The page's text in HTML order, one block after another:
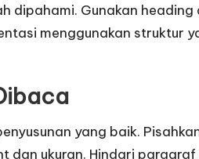
Gunakan
menggunakan struktur
yang baik.
ukuran. Hindari